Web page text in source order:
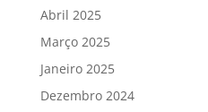
Abril 2025
Março 2025
Janeiro 2025
Dezembro 2024